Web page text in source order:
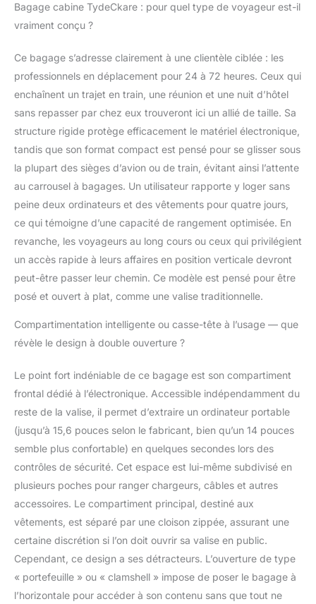
vos déplacements. Les
pouces), y compris les
roues, 2,9 kg (6,39
livres), capacité de 39
litres. Différentes
ont des franchises de
bagages différentes.
Intérieur pratique et
motif brossé : l'intérieur
zippées pour les
nécessités
quotidiennes. Le
compartiment principal
a des sangles croisées
sécuriser les
compartiment zippé en
maille respirante.
personnalisée unique,
perspectives
brossé noir. Il montre
une texture métallique
de haute qualité sous
la lumière du soleil,
vous offrant un visuel
et un toucher haut de
gamme. Serrure TSA à
double commande et
fermeture éclair YKK :
Serrure TSA à double
le dessus avec une
combinaison à 3
Bagage cabine TydeCkare : pour quel type de voyageur est-il
vraiment conçu ?
Ce bagage s’adresse clairement à une clientèle ciblée : les
professionnels en déplacement pour 24 à 72 heures. Ceux qui
enchaînent un trajet en train, une réunion et une nuit d’hôtel
sans repasser par chez eux trouveront ici un allié de taille. Sa
structure rigide protège efficacement le matériel électronique,
tandis que son format compact est pensé pour se glisser sous
la plupart des sièges d’avion ou de train, évitant ainsi l’attente
au carrousel à bagages. Un utilisateur rapporte y loger sans
peine deux ordinateurs et des vêtements pour quatre jours,
ce qui témoigne d’une capacité de rangement optimisée. En
revanche, les voyageurs au long cours ou ceux qui privilégient
un accès rapide à leurs affaires en position verticale devront
peut-être passer leur chemin. Ce modèle est pensé pour être
posé et ouvert à plat, comme une valise traditionnelle.
Compartimentation intelligente ou casse-tête à l’usage — que
révèle le design à double ouverture ?
Le point fort indéniable de ce bagage est son compartiment
frontal dédié à l’électronique. Accessible indépendamment du
reste de la valise, il permet d’extraire un ordinateur portable
(jusqu’à 15,6 pouces selon le fabricant, bien qu’un 14 pouces
semble plus confortable) en quelques secondes lors des
contrôles de sécurité. Cet espace est lui-même subdivisé en
plusieurs poches pour ranger chargeurs, câbles et autres
accessoires. Le compartiment principal, destiné aux
vêtements, est séparé par une cloison zippée, assurant une
certaine discrétion si l’on doit ouvrir sa valise en public.
Cependant, ce design a ses détracteurs. L’ouverture de type
« portefeuille » ou « clamshell » impose de poser le bagage à
l’horizontale pour accéder à son contenu sans que tout ne